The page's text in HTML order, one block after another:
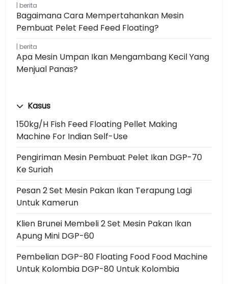
berita
Bagaimana Cara Mempertahankan Mesin
Pembuat Pelet Feed Feed Floating?
berita
Apa Mesin Umpan Ikan Mengambang Kecil Yang
Menjual Panas?
Kasus
150kg/h Fish Feed Floating Pellet Making
Machine For Indian Self-Use
Pengiriman Mesin Pembuat Pelet Ikan DGP-70
Ke Suriah
Pesan 2 Set Mesin Pakan Ikan Terapung Lagi
Untuk Kamerun
Klien Brunei Membeli 2 Set Mesin Pakan Ikan
Apung Mini DGP-60
Pembelian DGP-80 Floating Food Food Machine
Untuk Kolombia DGP-80 Untuk Kolombia